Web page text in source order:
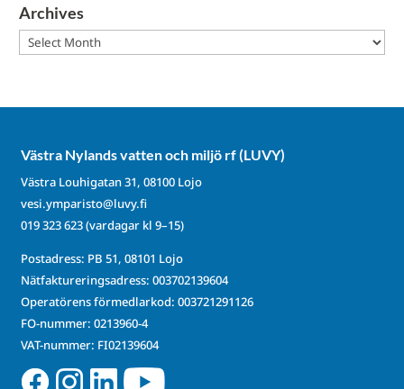
Archives
Archives
Västra Nylands vatten och miljö rf (LUVY)
Västra Louhigatan 31, 08100 Lojo
vesi.ymparisto@luvy.fi
019 323 623(vardagar kl 9–15)
Postadress: PB 51, 08101 Lojo
Nätfaktureringsadress: 003702139604
Operatörens förmedlarkod: 003721291126
FO-nummer: 0213960-4
VAT-nummer: FI02139604